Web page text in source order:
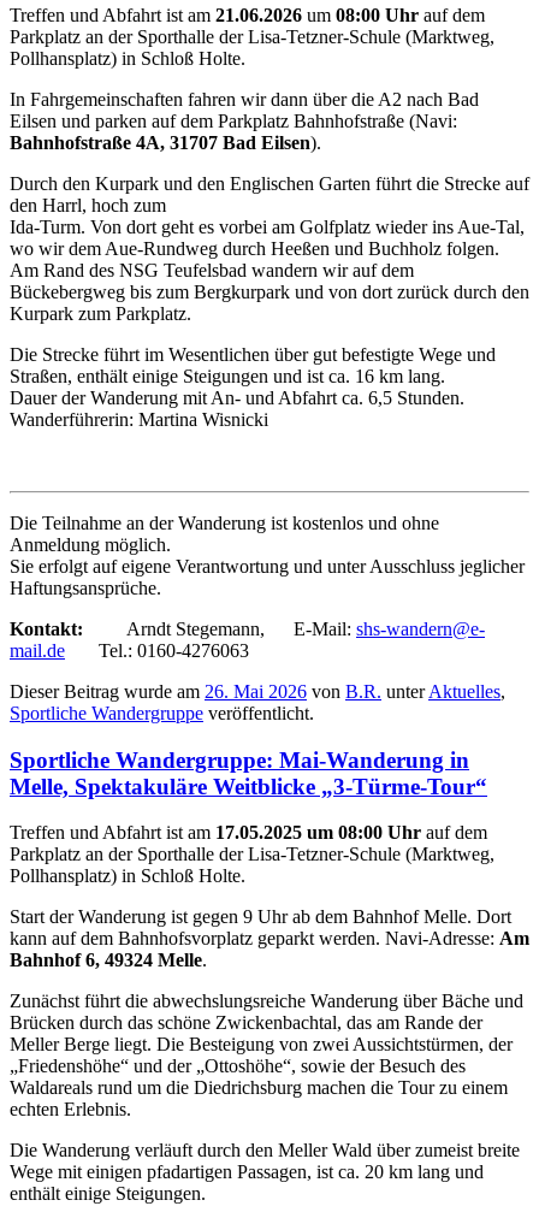
Treffen und Abfahrt ist am 21.06.2026 um 08:00 Uhr auf dem
Parkplatz an der Sporthalle der Lisa-Tetzner-Schule (Marktweg,
Pollhansplatz) in Schloß Holte.
In Fahrgemeinschaften fahren wir dann über die A2 nach Bad
Eilsen und parken auf dem Parkplatz Bahnhofstraße (Navi:
Bahnhofstraße 4A, 31707 Bad Eilsen).
Durch den Kurpark und den Englischen Garten führt die Strecke auf
den Harrl, hoch zum
Ida-Turm. Von dort geht es vorbei am Golfplatz wieder ins Aue-Tal,
wo wir dem Aue-Rundweg durch Heeßen und Buchholz folgen.
Am Rand des NSG Teufelsbad wandern wir auf dem
Bückebergweg bis zum Bergkurpark und von dort zurück durch den
Kurpark zum Parkplatz.
Die Strecke führt im Wesentlichen über gut befestigte Wege und
Straßen, enthält einige Steigungen und ist ca. 16 km lang.
Dauer der Wanderung mit An- und Abfahrt ca. 6,5 Stunden.
Wanderführerin: Martina Wisnicki
Die Teilnahme an der Wanderung ist kostenlos und ohne
Anmeldung möglich.
Sie erfolgt auf eigene Verantwortung und unter Ausschluss jeglicher
Haftungsansprüche.
Kontakt: Arndt Stegemann, E-Mail: shs-wandern@e-
mail.de Tel.: 0160-4276063
Dieser Beitrag wurde am 26. Mai 2026 von B.R. unterAktuelles,
Sportliche Wandergruppe veröffentlicht.
Sportliche Wandergruppe: Mai-Wanderung in
Melle, Spektakuläre Weitblicke „3-Türme-Tour“
Treffen und Abfahrt ist am 17.05.2025 um 08:00 Uhr auf dem
Parkplatz an der Sporthalle der Lisa-Tetzner-Schule (Marktweg,
Pollhansplatz) in Schloß Holte.
Start der Wanderung ist gegen 9 Uhr ab dem Bahnhof Melle. Dort
kann auf dem Bahnhofsvorplatz geparkt werden. Navi-Adresse: Am
Bahnhof 6, 49324 Melle.
Zunächst führt die abwechslungsreiche Wanderung über Bäche und
Brücken durch das schöne Zwickenbachtal, das am Rande der
Meller Berge liegt. Die Besteigung von zwei Aussichtstürmen, der
„Friedenshöhe“ und der „Ottoshöhe“, sowie der Besuch des
Waldareals rund um die Diedrichsburg machen die Tour zu einem
echten Erlebnis.
Die Wanderung verläuft durch den Meller Wald über zumeist breite
Wege mit einigen pfadartigen Passagen, ist ca. 20 km lang und
enthält einige Steigungen.